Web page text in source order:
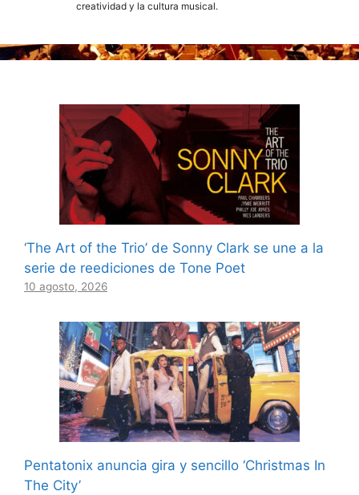
creatividad y la cultura musical.
‘The Art of the Trio’ de Sonny Clark se une a la
serie de reediciones de Tone Poet
10 agosto, 2026
Pentatonix anuncia gira y sencillo ‘Christmas In
The City’